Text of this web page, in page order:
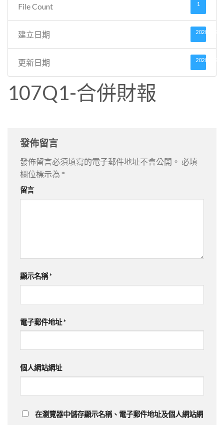
File Count 1
建立日期 2020 年 9
更新日期 2020 年 9
107Q1-合併財報
發佈留言
發佈留言必須填寫的電子郵件地址不會公開。 必填
欄位標示為 *
留言
顯示名稱*
電子郵件地址*
個人網站網址
在瀏覽器中儲存顯示名稱、電子郵件地址及個人網站網